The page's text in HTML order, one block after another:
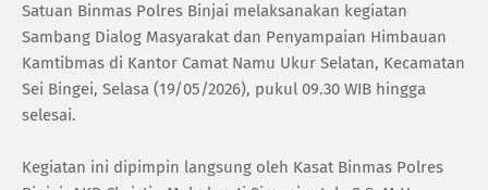
Satuan Binmas Polres Binjai melaksanakan kegiatan
Sambang Dialog Masyarakat dan Penyampaian Himbauan
Kamtibmas di Kantor Camat Namu Ukur Selatan, Kecamatan
Sei Bingei, Selasa (19/05/2026), pukul 09.30 WIB hingga
selesai.
Kegiatan ini dipimpin langsung oleh Kasat Binmas Polres